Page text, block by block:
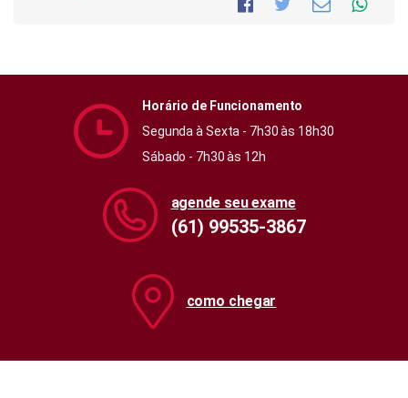
Horário de Funcionamento
Segunda à Sexta - 7h30 às 18h30
Sábado - 7h30 às 12h
agende seu exame
(61) 99535-3867
como chegar